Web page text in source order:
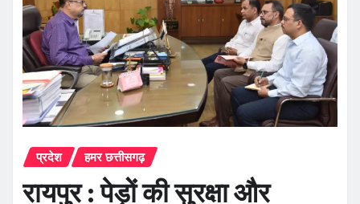
प्रदेश हमर छत्तीसगढ़
रायपुर : पेड़ों की सुरक्षा और